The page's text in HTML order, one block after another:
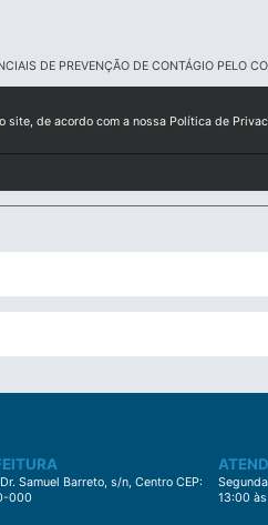
DE PREVENÇÃO DE CONTÁGIO PELO
Samuel Barreto, s/n, Centro CEP:
000
13:00
de acordo com a nossa Política de